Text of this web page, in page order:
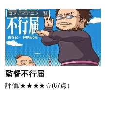
まう。2人は島をめぐりつつ、記
録としてコント動画を撮り始める
引用- Wikipedia
コメディアニメ一覧
監督不行届
評価/★★★★☆(67点）